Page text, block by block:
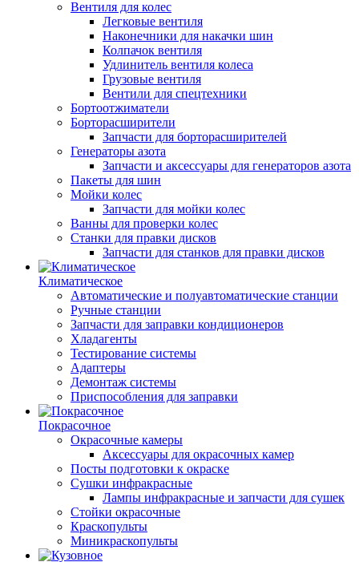
Вентиля для колес
Легковые вентиля
Наконечники для накачки шин
Колпачок вентиля
Удлинитель вентиля колеса
Грузовые вентиля
Вентили для спецтехники
Бортоотжиматели
Борторасширители
Запчасти для борторасширителей
Генераторы азота
Запчасти и аксессуары для генераторов азота
Пакеты для шин
Мойки колес
Запчасти для мойки колес
Ванны для проверки колес
Станки для правки дисков
Запчасти для станков для правки дисков
Климатическое
Автоматические и полуавтоматические станции
Ручные станции
Запчасти для заправки кондиционеров
Хладагенты
Тестирование системы
Адаптеры
Демонтаж системы
Приспособления для заправки
Покрасочное
Окрасочные камеры
Аксессуары для окрасочных камер
Посты подготовки к окраске
Сушки инфракрасные
Лампы инфракрасные и запчасти для сушек
Стойки окрасочные
Краскопульты
Миникраскопульты